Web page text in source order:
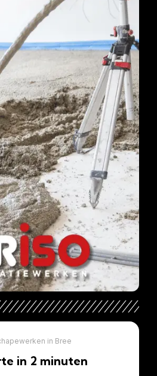
in Bree
in 2 minuten